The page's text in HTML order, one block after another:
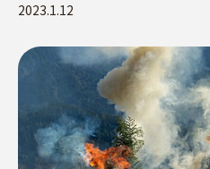
2023.1.12